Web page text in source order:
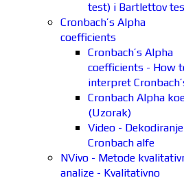
test) i Bartlettov
Cronbach’s Alpha
coefficients
Cronbach’s Alpha
coefficients - How
interpret
Cronbach Alpha
(Uzorak)
Video - Dekodiranje
Cronbach alfe
NVivo - Metode
analize - Kvalitativno